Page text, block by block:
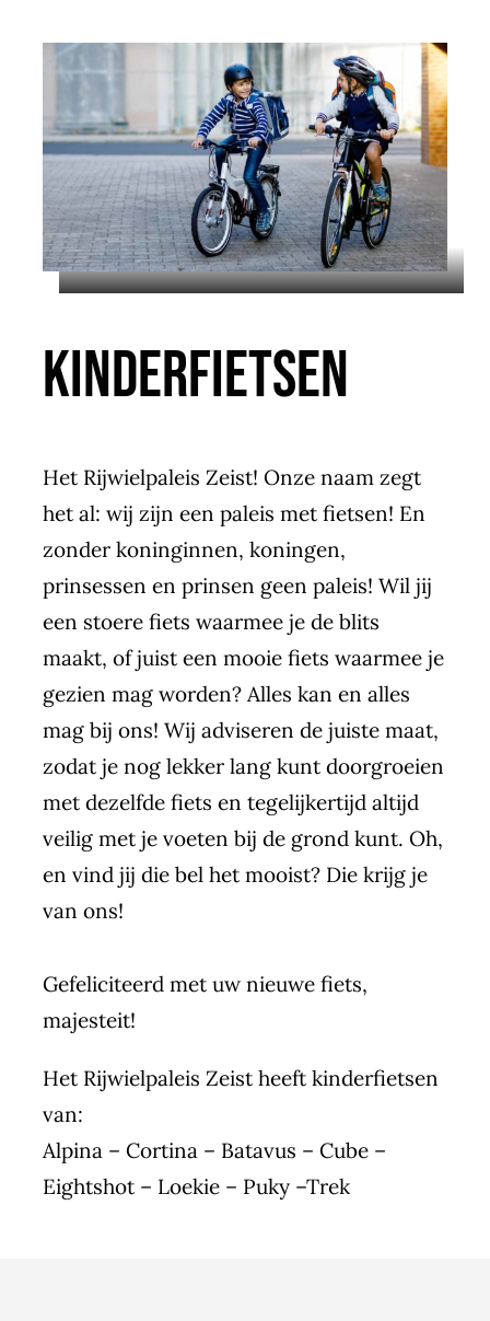
KINDERFIETSEN
Het Rijwielpaleis Zeist! Onze naam zegt
het al: wij zijn een paleis met fietsen! En
zonder koninginnen, koningen,
prinsessen en prinsen geen paleis! Wil jij
een stoere fiets waarmee je de blits
maakt, of juist een mooie fiets waarmee je
gezien mag worden? Alles kan en alles
mag bij ons! Wij adviseren de juiste maat,
zodat je nog lekker lang kunt doorgroeien
met dezelfde fiets en tegelijkertijd altijd
veilig met je voeten bij de grond kunt. Oh,
en vind jij die bel het mooist? Die krijg je
van ons!
Gefeliciteerd met uw nieuwe fiets,
majesteit!
Het Rijwielpaleis Zeist heeft kinderfietsen
van:
Alpina – Cortina – Batavus – Cube –
Eightshot – Loekie – Puky –Trek